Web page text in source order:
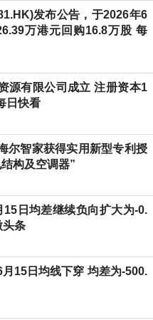
发布公告，于2026年6
万港元回购16.8万股 每
源有限公司成立 注册资本1
日快看
尔智家获得实用新型专利授
构及空调器”
15日均差继续负向扩大为-0.
头条
15日均线下穿 均差为-500.